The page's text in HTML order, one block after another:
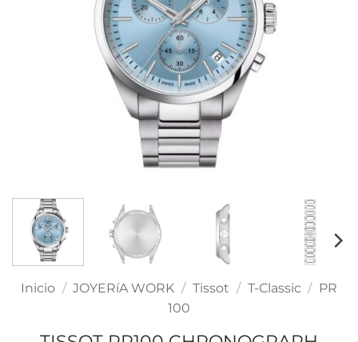
Inicio / JOYERíA WORK / Tissot / T-Classic / PR
100